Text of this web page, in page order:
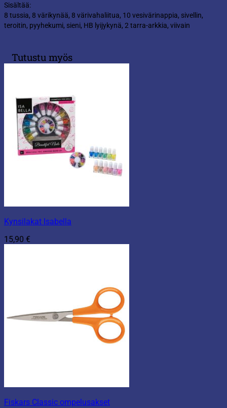
Sisältää:
8 tussia, 8 värikynää, 8 värivahaliitua, 10 vesivärinappia, sivellin,
teroitin, pyyhekumi, sieni, HB lyijykynä, 2 tarra-arkkia, viivain
Tutustu myös
Kynsilakat Isabella
15,90 €
Fiskars Classic ompelusakset